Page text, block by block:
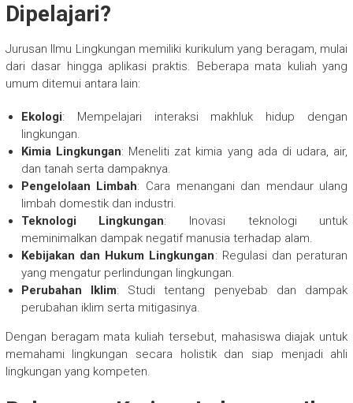
Dipelajari?
Jurusan Ilmu Lingkungan memiliki kurikulum yang beragam, mulai
dari dasar hingga aplikasi praktis. Beberapa mata kuliah yang
umum ditemui antara lain:
Ekologi: Mempelajari interaksi makhluk hidup dengan
lingkungan.
Kimia Lingkungan: Meneliti zat kimia yang ada di udara, air,
dan tanah serta dampaknya.
Pengelolaan Limbah: Cara menangani dan mendaur ulang
limbah domestik dan industri.
Teknologi Lingkungan: Inovasi teknologi untuk
meminimalkan dampak negatif manusia terhadap alam.
Kebijakan dan Hukum Lingkungan: Regulasi dan peraturan
yang mengatur perlindungan lingkungan.
Perubahan Iklim: Studi tentang penyebab dan dampak
perubahan iklim serta mitigasinya.
Dengan beragam mata kuliah tersebut, mahasiswa diajak untuk
memahami lingkungan secara holistik dan siap menjadi ahli
lingkungan yang kompeten.